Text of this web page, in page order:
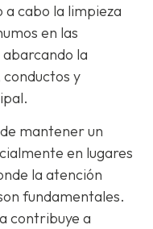
a cabo la limpieza
en las
la
y
mantener un
en lugares
la atención
fundamentales.
contribuye a